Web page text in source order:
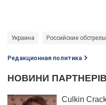
Украина Российские обстрелы
Редакционная политика